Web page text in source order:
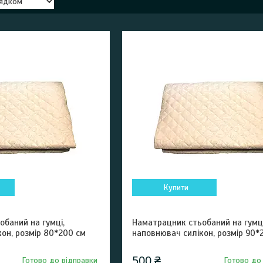
на гумці,
розмір 80*200 см
Готово до відправки
Купити
Наматрацник стьобаний на
наповнювач силікон, розмір
Готово до